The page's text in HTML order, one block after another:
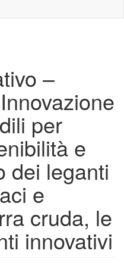
–
per
e
dei leganti
e
cruda, le
innovativi